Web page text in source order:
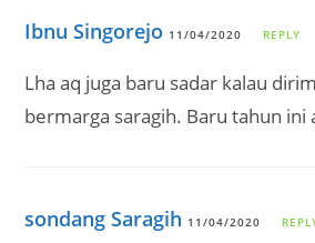
Ibnu Singorejo 11/04/2020 REPLY
Lha aq juga baru sadar kalau
bermarga saragih. Baru tahun ini
sondang Saragih 11/04/2020